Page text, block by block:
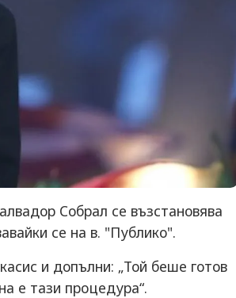
Собрал се възстановява
се на в. "Публико".
и допълни: „Той беше готов
е тази процедура“.